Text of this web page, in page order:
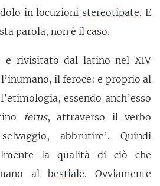
in locuzioni stereotipate. E
parola, non è il caso.
e rivisitato dal latino nel XIV
il feroce: e proprio al
essendo anch’esso
ferus, attraverso il verbo
abbrutire’. Quindi
la qualità di ciò che
al bestiale. Ovviamente